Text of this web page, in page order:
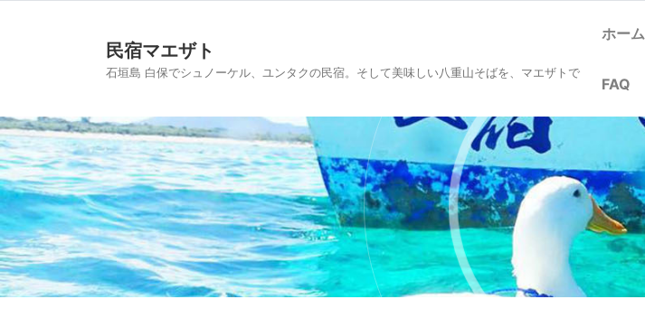
民宿マエザト
石垣島 白保でシュノーケル、ユンタクの民宿。そして美味しい八重山そばを、マエザトで
ホーム
FAQ